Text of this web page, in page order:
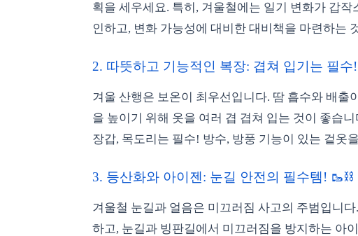
획을 세우세요. 특히, 겨울철에는 일기 변화가 갑
인하고, 변화 가능성에 대비한 대비책을 마련하는
2. 따뜻하고 기능적인 복장: 겹쳐 입기는 필수
겨울 산행은 보온이 최우선입니다. 땀 흡수와 배출
을 높이기 위해 옷을 여러 겹 겹쳐 입는 것이 좋습
장갑, 목도리는 필수! 방수, 방풍 기능이 있는 겉옷
3. 등산화와 아이젠: 눈길 안전의 필수템! 🥾⛓️
겨울철 눈길과 얼음은 미끄러짐 사고의 주범입니
하고, 눈길과 빙판길에서 미끄러짐을 방지하는 아